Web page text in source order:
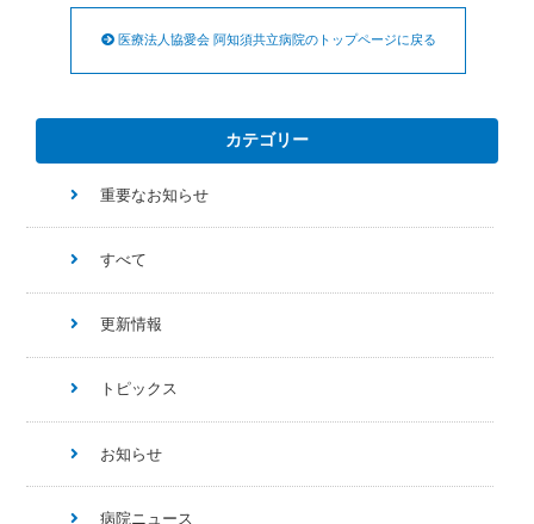
医療法人協愛会 阿知須共立病院のトップページに戻る
カテゴリー
重要なお知らせ
すべて
更新情報
トピックス
お知らせ
病院ニュース